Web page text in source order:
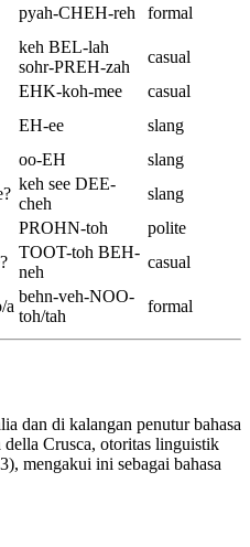
pyah-CHEH-reh
formal
keh BEL-lah
sohr-PREH-zah
casual
EHK-koh-mee
casual
EH-ee
slang
oo-EH
slang
keh see DEE-
cheh
slang
PROHN-toh
polite
TOOT-toh BEH-
neh
casual
a
behn-veh-NOO-
toh/tah
formal
dan di kalangan penutur bahasa
Crusca, otoritas linguistik
mengakui ini sebagai bahasa